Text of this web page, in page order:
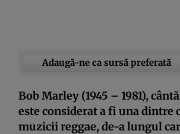
Adaugă-ne ca sursă preferată
Bob Marley (1945 – 1981),
este considerat a fi una
muzicii reggae, de-a lungul